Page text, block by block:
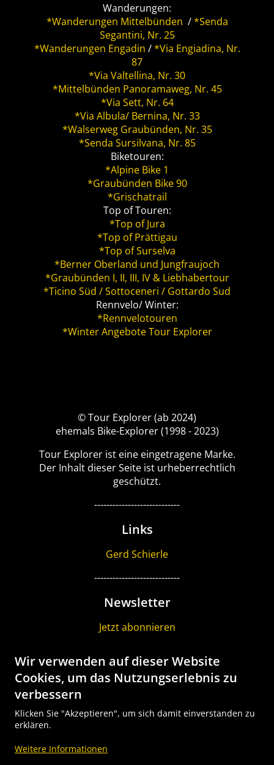
Wanderungen:
*Wanderungen Mittelbünden /*Senda
Segantini, Nr. 25
*Wanderungen Engadin /*Via Engiadina, Nr.
87
*Via Valtellina, Nr. 30
*Mittelbünden Panoramaweg, Nr. 45
*Via Sett, Nr. 64
*Via Albula/ Bernina, Nr. 33
*Walserweg Graubünden, Nr. 35
*Senda Sursilvana, Nr. 85
Biketouren:
*Alpine Bike 1
*Graubünden Bike 90
*Grischatrail
Top of Touren:
*Top of Jura
*Top of Prättigau
*Top of Surselva
*Berner Oberland und Jungfraujoch
*Graubünden I, II, III, IV & Liebhabertour
*Ticino Süd / Sottoceneri / Gottardo Sud
Rennvelo/ Winter:
*Rennvelotouren
*Winter Angebote Tour Explorer
© Tour Explorer (ab 2024)
ehemals Bike-Explorer (1998 - 2023)
Tour Explorer ist eine eingetragene Marke.
Der Inhalt dieser Seite ist urheberrechtlich
geschützt.
----------------------------
Links
Gerd Schierle
----------------------------
Newsletter
Jetzt abonnieren
Gutschein
Geschenk Gutscheine bestellen
----------------------------
Wir verwenden auf dieser Website
Cookies, um das Nutzungserlebnis zu
verbessern
Klicken Sie "Akzeptieren", um sich damit einverstanden zu
erklären.
Weitere Informationen